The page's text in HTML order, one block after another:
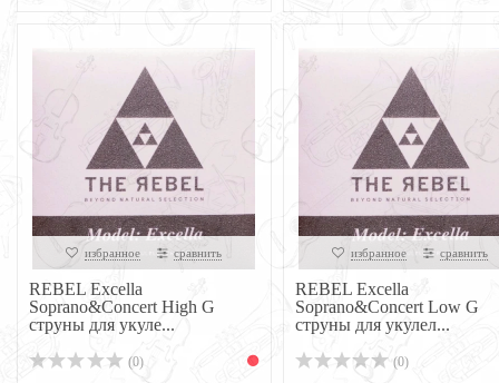
избранное сравнить
REBEL Excella
Soprano&Concert High G
струны для укуле...
(0)
избранное сравнить
REBEL Excella
Soprano&Concert Low G
струны для укулел...
(0)